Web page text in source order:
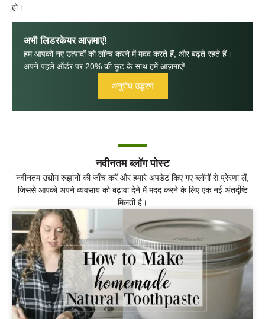
हो।
अभी लिडरकेयर आज़माएं!
हम आपको नए उत्पादों को लॉन्च करने में मदद करते हैं, और बढ़ते रहते हैं।
अपने पहले ऑर्डर पर 20% की छूट के साथ हमें आज़माएं!
अनुरोध उद्धरण
नवीनतम ब्लॉग पोस्ट
नवीनतम उद्योग रुझानों की जाँच करें और हमारे अपडेट किए गए ब्लॉगों से प्रेरणा लें,
जिससे आपको अपने व्यवसाय को बढ़ावा देने में मदद करने के लिए एक नई अंतर्दृष्टि
मिलती है।